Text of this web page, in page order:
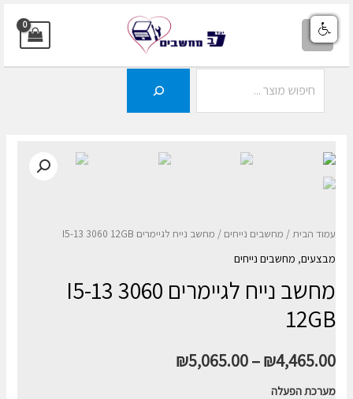
דילוג
לתוכן
MAIN
עמוד הבית / מחשבים נייחים / מחשב נייח לגיימרים I5-13 3060 12GB
מבצעים, מחשבים נייחים
מחשב נייח לגיימרים I5-13 3060
12GB
₪4,465.00
–
₪5,065.00
מערכת הפעלה